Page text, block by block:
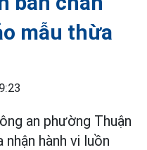
mẫu thừa
an phường Thuận
hành vi luồn